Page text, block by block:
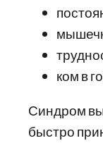
ком в
Синдром
быстро